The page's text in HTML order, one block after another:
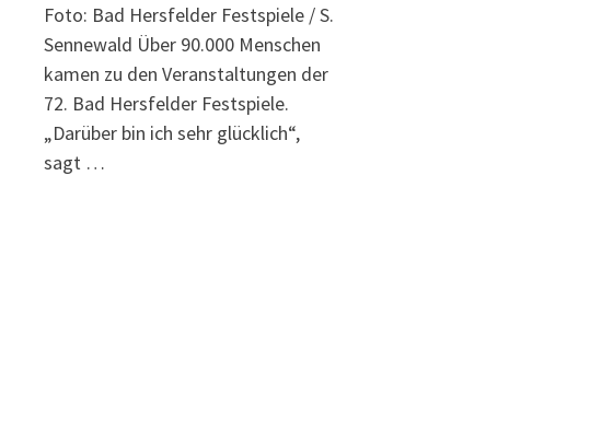
Foto: Bad Hersfelder Festspiele / S.
Sennewald Über 90.000 Menschen
kamen zu den Veranstaltungen der
72. Bad Hersfelder Festspiele.
„Darüber bin ich sehr glücklich“,
sagt …